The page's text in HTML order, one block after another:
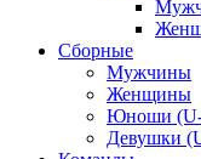
Сборные
Мужчины
Женщины
Юноши
Девушки